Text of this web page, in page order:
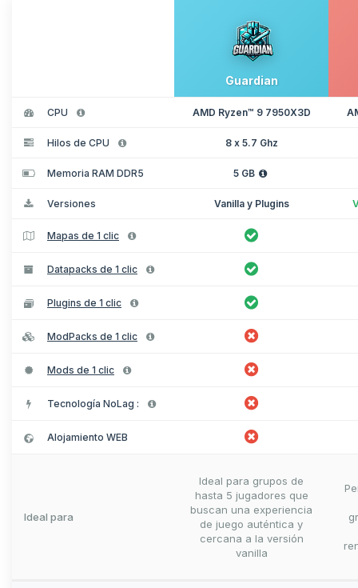
Guardian
CPU AMD Ryzen™ 9 7950X3D
Hilos de CPU 8 x 5.7 Ghz
Memoria RAM DDR5 5 GB
Versiones Vanilla y Plugins
Mapas de 1 clic
Datapacks de 1 clic
Plugins de 1 clic
ModPacks de 1 clic
Mods de 1 clic
Tecnología NoLag :
Alojamiento WEB
Ideal para
Ideal para grupos de
hasta 5 jugadores que
buscan una experiencia
de juego auténtica y
cercana a la versión
vanilla